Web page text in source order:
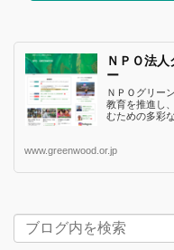
ＮＰＯ法
ー
ＮＰＯグリー
教育を推進し
むための多彩
www.greenwood.or.jp